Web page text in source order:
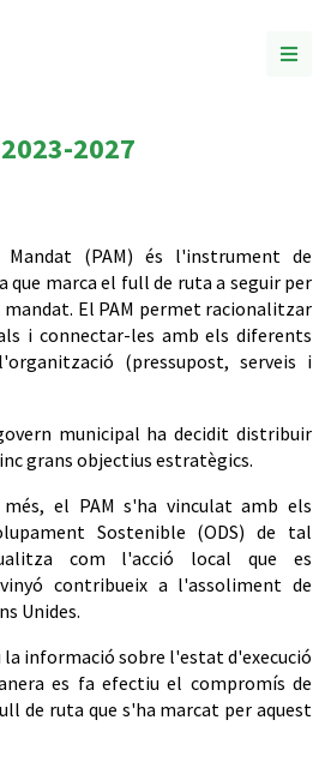
2027
(PAM) és l'instrument de
marca el full de ruta a seguir per
El PAM permet racionalitzar
i connectar-les amb els diferents
(pressupost, serveis i
municipal ha decidit distribuir
grans objectius estratègics.
el PAM s'ha vinculat amb els
Sostenible (ODS) de tal
com l'acció local que es
contribueix a l'assoliment de
Unides.
informació sobre l'estat d'execució
es fa efectiu el compromís de
de ruta que s'ha marcat per aquest